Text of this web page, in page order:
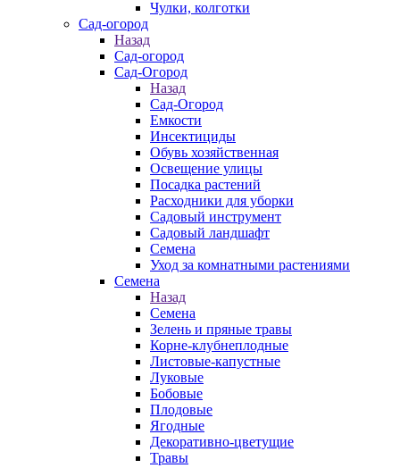
Чулки, колготки
Сад-огород
Назад
Сад-огород
Сад-Огород
Назад
Сад-Огород
Емкости
Инсектициды
Обувь хозяйственная
Освещение улицы
Посадка растений
Расходники для уборки
Садовый инструмент
Садовый ландшафт
Семена
Уход за комнатными растениями
Семена
Назад
Семена
Зелень и пряные травы
Корне-клубнеплодные
Листовые-капустные
Луковые
Бобовые
Плодовые
Ягодные
Декоративно-цветущие
Травы